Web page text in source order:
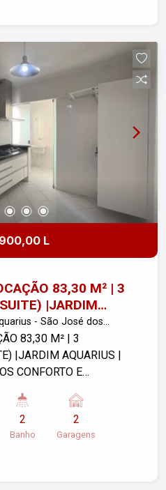
L
83,30 M² | 3
|JARDIM
DOS CAMPOS
- São José dos
83,30 M² | 3
|JARDIM AQUARIUS |
E
Ulisses Guimarães.
combina a
planejado com a
2
Banho
2
Garagens